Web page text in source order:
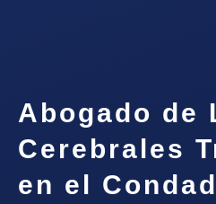
Abogado de
Cerebrales
en el